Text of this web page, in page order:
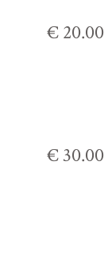
€ 20.00
€ 30.00